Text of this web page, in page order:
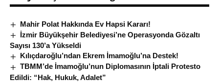
Mahir Polat Hakkında Ev Hapsi Kararı!
İzmir Büyükşehir Belediyesi’ne Operasyonda Gözaltı
Sayısı 130’a Yükseldi
Kılıçdaroğlu’ndan Ekrem İmamoğlu’na Destek!
TBMM’de İmamoğlu’nun Diplomasının İptali Protesto
Edildi: “Hak, Hukuk, Adalet”